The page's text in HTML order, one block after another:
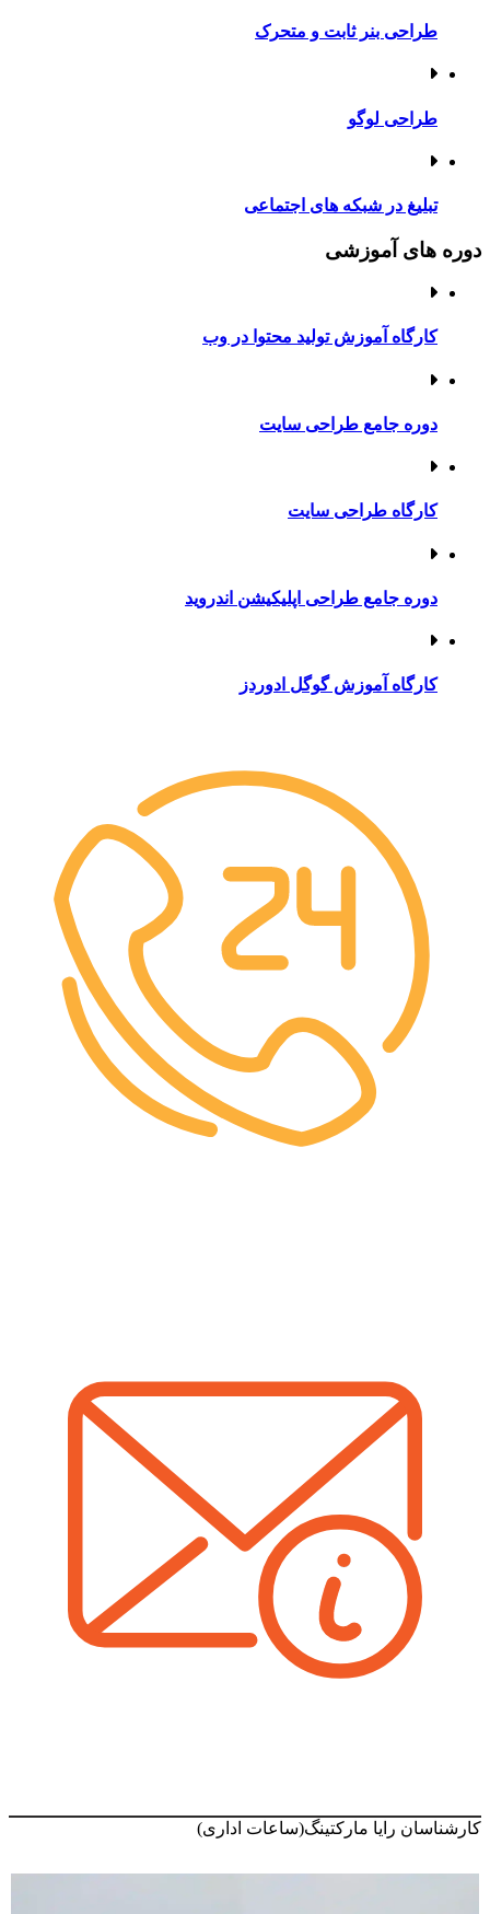
طراحی بنر ثابت و متحرک
طراحی لوگو
تبلیغ در شبکه های اجتماعی
دوره های آموزشی
کارگاه آموزش تولید محتوا در وب
دوره جامع طراحی سایت
کارگاه طراحی سایت
دوره جامع طراحی اپلیکیشن اندروید
کارگاه آموزش گوگل ادوردز
کارشناسان رایا مارکتینگ(ساعات اداری)